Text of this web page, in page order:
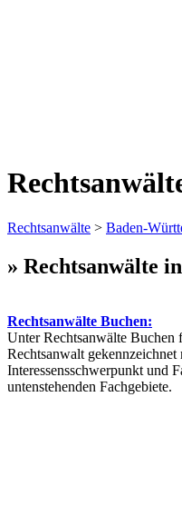
Rechtsanwälte > Baden-
» Rechtsanwälte
Rechtsanwälte Buchen:
Unter Rechtsanwälte Buchen
Rechtsanwalt
Interessensschwerpunkt und
untenstehenden Fachgebiete.